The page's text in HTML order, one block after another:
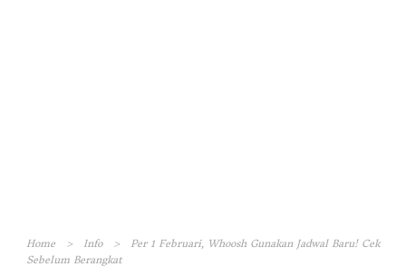
Home > Info >
Per 1 Februari, Whoosh Gunakan Jadwal Baru! Cek
Sebelum Berangkat